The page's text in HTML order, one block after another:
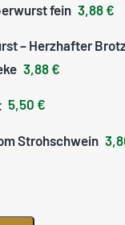
fein 3,88 €
– Herzhafter
3,88 €
5,50 €
Strohschwein